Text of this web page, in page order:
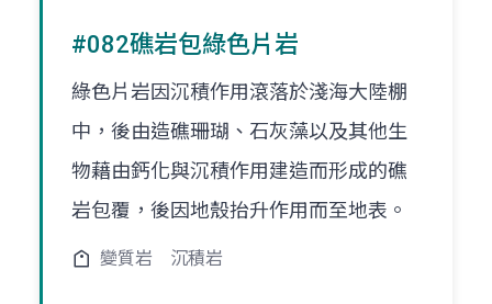
#082礁岩包綠色片岩
綠色片岩因沉積作用滾落於淺海大陸棚
中，後由造礁珊瑚、石灰藻以及其他生
物藉由鈣化與沉積作用建造而形成的礁
岩包覆，後因地殼抬升作用而至地表。
變質岩 沉積岩